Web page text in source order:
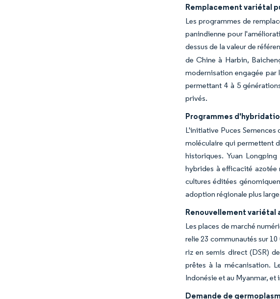
Remplacement variétal
Les programmes de
panindienne pour
dessus de la valeur de
de Chine à Harbin,
modernisation engagée par
permettant 4 à 5
privés.
Programmes
L'initiative Puces
moléculaire qui permettent
historiques. Yuan
hybrides à efficacité azotée
cultures éditées
adoption régionale plus
Renouvellement variétal
Les places de marché
relie 23 communautés sur
riz en semis direct (DSR)
prêtes à la mécanisation.
Indonésie et au Myanmar,
Demande de